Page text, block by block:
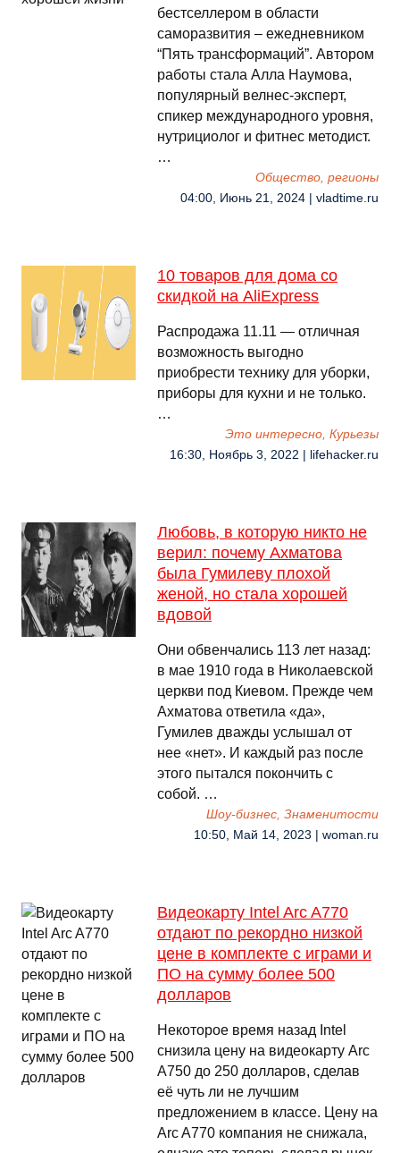
бестселлером в области
саморазвития – ежедневником
“Пять трансформаций”. Автором
работы стала Алла Наумова,
популярный велнес-эксперт,
спикер международного уровня,
нутрициолог и фитнес методист.
…
Общество, регионы
04:00, Июнь 21, 2024 | vladtime.ru
10 товаров для дома со
скидкой на AliExpress
Распродажа 11.11 — отличная
возможность выгодно
приобрести технику для уборки,
приборы для кухни и не только.
…
Это интересно, Курьезы
16:30, Ноябрь 3, 2022 | lifehacker.ru
Любовь, в которую никто не
верил: почему Ахматова
была Гумилеву плохой
женой, но стала хорошей
вдовой
Они обвенчались 113 лет назад:
в мае 1910 года в Николаевской
церкви под Киевом. Прежде чем
Ахматова ответила «да»,
Гумилев дважды услышал от
нее «нет». И каждый раз после
этого пытался покончить с
собой. …
Шоу-бизнес, Знаменитости
10:50, Май 14, 2023 | woman.ru
Видеокарту Intel Arc A770
отдают по рекордно низкой
цене в комплекте с играми и
ПО на сумму более 500
долларов
Некоторое время назад Intel
снизила цену на видеокарту Arc
A750 до 250 долларов, сделав
её чуть ли не лучшим
предложением в классе. Цену на
Arc A770 компания не снижала,